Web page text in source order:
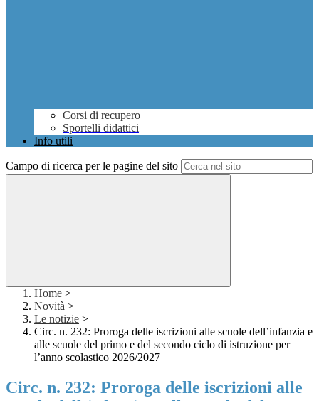
Corsi di recupero
Sportelli didattici
Info utili
Campo di ricerca per le pagine del sito
Home >
Novità >
Le notizie >
Circ. n. 232: Proroga delle iscrizioni alle scuole dell’infanzia e
alle scuole del primo e del secondo ciclo di istruzione per
l’anno scolastico 2026/2027
Circ. n. 232: Proroga delle iscrizioni alle